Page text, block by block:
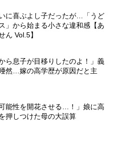
に喜ぶよし子だったが…「うど
」から始まる小さな違和感【あ
ん Vol.5】
ら息子が目移りしたのよ！」義
然…嫁の高学歴が原因だと主
能性を開花させる…！」娘に高
押しつけた母の大誤算